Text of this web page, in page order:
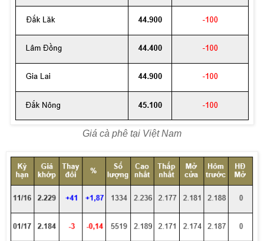
Giá cà phê tại Việt Nam